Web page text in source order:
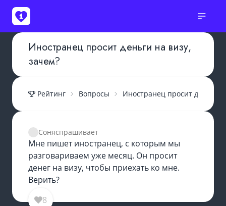
Иностранец просит деньги на визу,
зачем?
Рейтинг Вопросы Иностранец просит деньги
Соняспрашивает
Мне пишет иностранец, с которым мы
разговариваем уже месяц. Он просит
денег на визу, чтобы приехать ко мне.
Верить?
8